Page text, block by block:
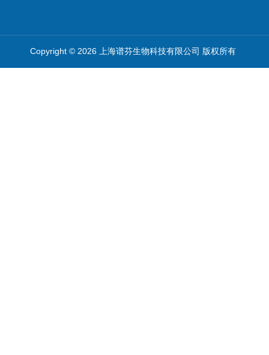
Copyright © 2026 上海谱芬生物科技有限公司 版权所有